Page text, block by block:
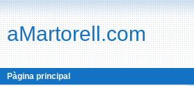
aMartorell.com
Pàgina principal